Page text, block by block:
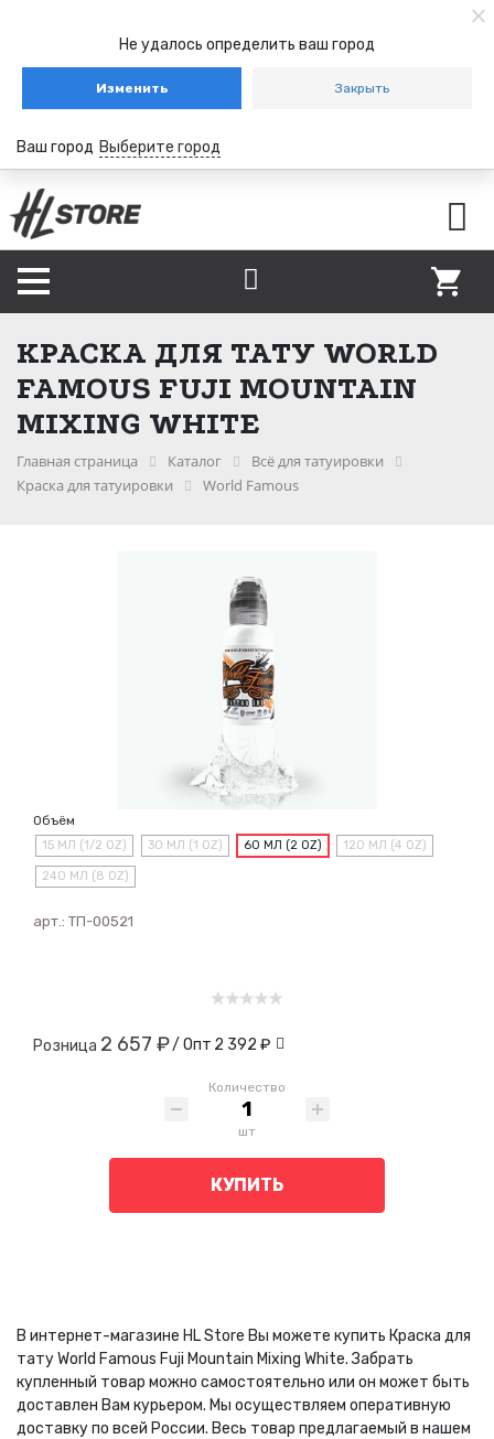
Не удалось определить ваш город
Изменить Закрыть
Ваш город Выберите город
КРАСКА ДЛЯ ТАТУ WORLD
FAMOUS FUJI MOUNTAIN
MIXING WHITE
Главная страница Каталог
Всё для татуировки
Краска для татуировки
World Famous
Объём
15 МЛ (1/2 OZ) 30 МЛ (1 OZ) 60 МЛ (2 OZ) 120 МЛ (4 OZ)
240 МЛ (8 OZ)
арт.: ТП-00521
Розница 2 657 ₽/ Опт 2 392 ₽
Количество
шт
КУПИТЬ
В интернет-магазине HL Store Вы можете купить Краска для
тату World Famous Fuji Mountain Mixing White. Забрать
купленный товар можно самостоятельно или он может быть
доставлен Вам курьером. Мы осуществляем оперативную
доставку по всей России. Весь товар предлагаемый в нашем